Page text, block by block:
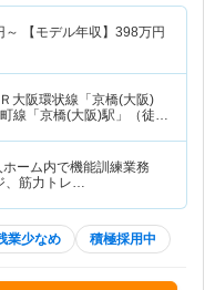
～ 【モデル年収】 398万円
Ｒ大阪環状線「京橋(大阪)
線「京橋(大阪)駅」（徒歩
ホーム内で機能訓練業務
、筋力トレ…
業少なめ 積極採用中